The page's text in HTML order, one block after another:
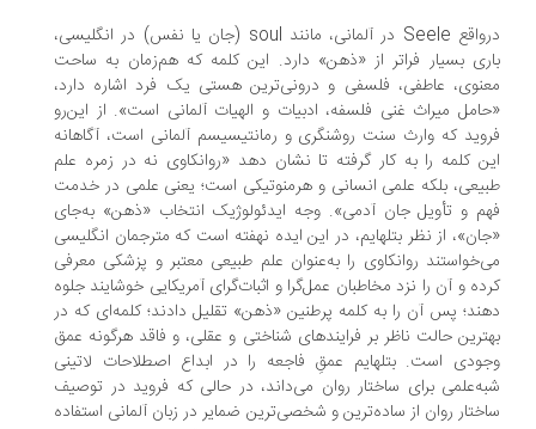
درواقع Seele در آلمانی، مانند soul (جان یا نفس) در انگلیسی،
بسیار فراتر از «ذهن» دارد. این کلمه که هم‌زمان به ساحت
عاطفی، فلسفی و درونی‌ترین هستی یک فرد اشاره دارد،
میراث غنی فلسفه، ادبیات و الهیات آلمانی است». از این‌رو
که وارث سنت روشنگری و رمانتیسیسم آلمانی است، آگاهانه
کلمه را به کار گرفته تا نشان دهد «روانکاوی نه در زمره علم
بلکه علمی انسانی و هرمنوتیکی است؛ یعنی علمی در خدمت
و تأویل جان آدمی». وجه ایدئولوژیک انتخاب «ذهن» به‌جای
از نظر بتلهایم، در این ایده نهفته است که مترجمان انگلیسی
روانکاوی را به‌عنوان علم طبیعی معتبر و پزشکی معرفی
و آن را نزد مخاطبان عمل‌گرا و اثبات‌گرای آمریکایی خوشایند جلوه
پس آن را به کلمه پرطنین «ذهن» تقلیل دادند؛ کلمه‌ای که در
حالت ناظر بر فرایندهای شناختی و عقلی، و فاقد هرگونه عمق
است. بتلهایم عمقِ فاجعه را در ابداع اصطلاحات لاتینی
برای ساختار روان می‌داند، در حالی که فروید در توصیف
روان از ساده‌ترین و شخصی‌ترین ضمایر در زبان آلمانی استفاده